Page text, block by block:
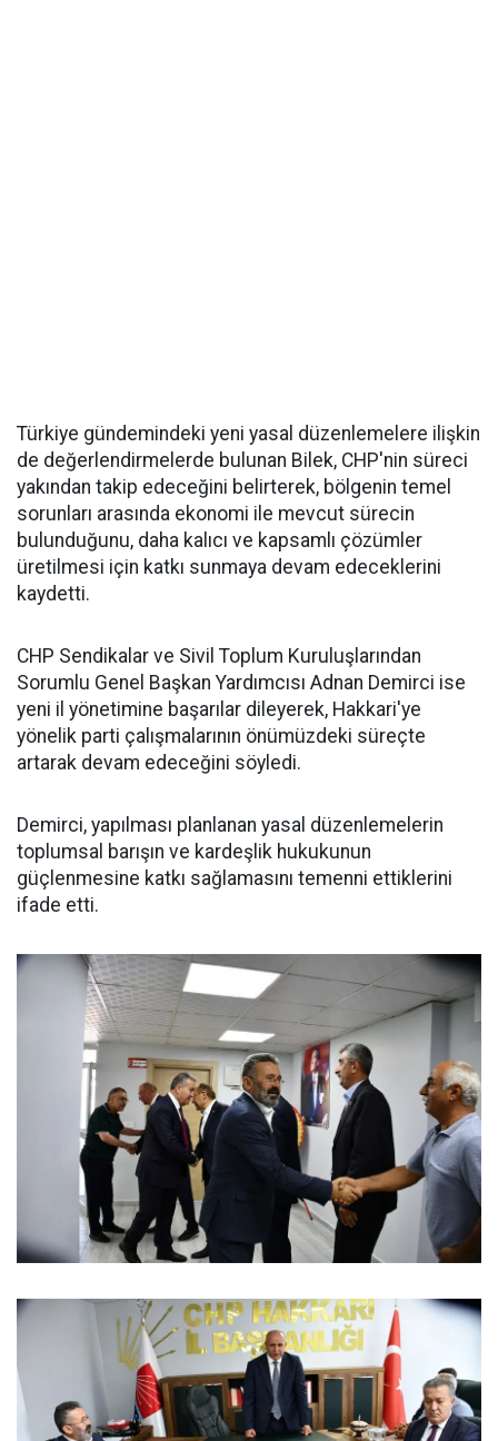
Türkiye gündemindeki yeni yasal düzenlemelere ilişkin
de değerlendirmelerde bulunan Bilek, CHP'nin süreci
yakından takip edeceğini belirterek, bölgenin temel
sorunları arasında ekonomi ile mevcut sürecin
bulunduğunu, daha kalıcı ve kapsamlı çözümler
üretilmesi için katkı sunmaya devam edeceklerini
kaydetti.
CHP Sendikalar ve Sivil Toplum Kuruluşlarından
Sorumlu Genel Başkan Yardımcısı Adnan Demirci ise
yeni il yönetimine başarılar dileyerek, Hakkari'ye
yönelik parti çalışmalarının önümüzdeki süreçte
artarak devam edeceğini söyledi.
Demirci, yapılması planlanan yasal düzenlemelerin
toplumsal barışın ve kardeşlik hukukunun
güçlenmesine katkı sağlamasını temenni ettiklerini
ifade etti.